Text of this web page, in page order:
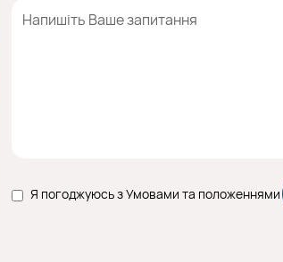
Я погоджуюсь з Умовами та положеннями